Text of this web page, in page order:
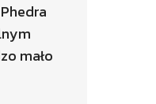
mało